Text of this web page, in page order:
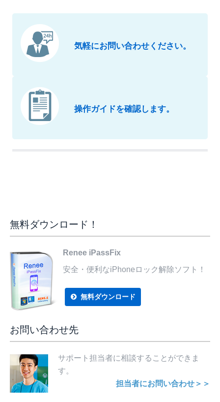
気軽にお問い合わせください。
操作ガイドを確認します。
無料ダウンロード！
Renee iPassFix
安全・便利なiPhoneロック解除ソフト！
無料ダウンロード
お問い合わせ先
サポート担当者に相談することができま
す。
担当者にお問い合わせ＞＞